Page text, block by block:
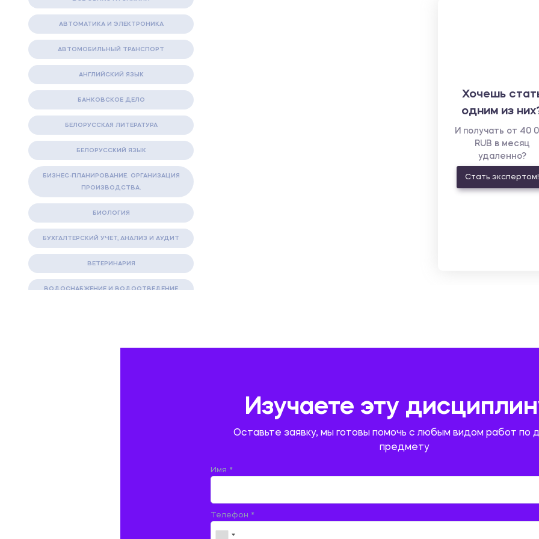
АВТОМАТИКА И ЭЛЕКТРОНИКА
АВТОМОБИЛЬНЫЙ ТРАНСПОРТ
АНГЛИЙСКИЙ ЯЗЫК
БАНКОВСКОЕ ДЕЛО
БЕЛОРУССКАЯ ЛИТЕРАТУРА
БЕЛОРУССКИЙ ЯЗЫК
БИЗНЕС-ПЛАНИРОВАНИЕ. ОРГАНИЗАЦИЯ
ПРОИЗВОДСТВА.
БИОЛОГИЯ
БУХГАЛТЕРСКИЙ УЧЕТ, АНАЛИЗ И АУДИТ
ВЕТЕРИНАРИЯ
ВОДОСНАБЖЕНИЕ И ВОДООТВЕДЕНИЕ
Хочешь
одним из
И получать от 40
RUB в месяц
удаленно?
Стать экспертом!
Изучаете эту
Оставьте заявку, мы готовы помочь с любым видом работ по
предмету
Имя *
Телефон *